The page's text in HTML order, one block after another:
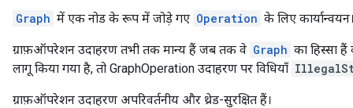
Graph में एक नोड के रूप में जोड़े गए Operation के लिए
ग्राफ़ऑपरेशन उदाहरण तभी तक मान्य हैं जब तक वे Graph का हिस्सा
लागू किया गया है, तो GraphOperation उदाहरण पर विधियाँ
ग्राफ़ऑपरेशन उदाहरण अपरिवर्तनीय और थ्रेड-सुरक्षित हैं।